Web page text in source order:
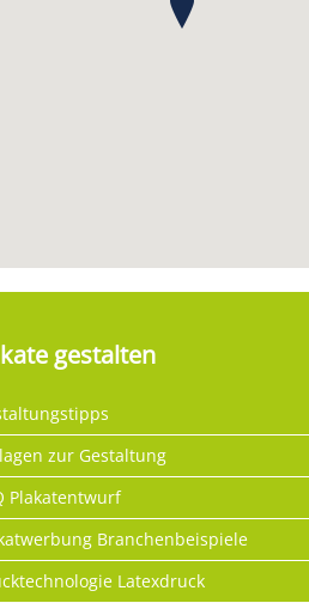
gestalten
zur Gestaltung
Plakatentwurf
Branchenbeispiele
Latexdruck